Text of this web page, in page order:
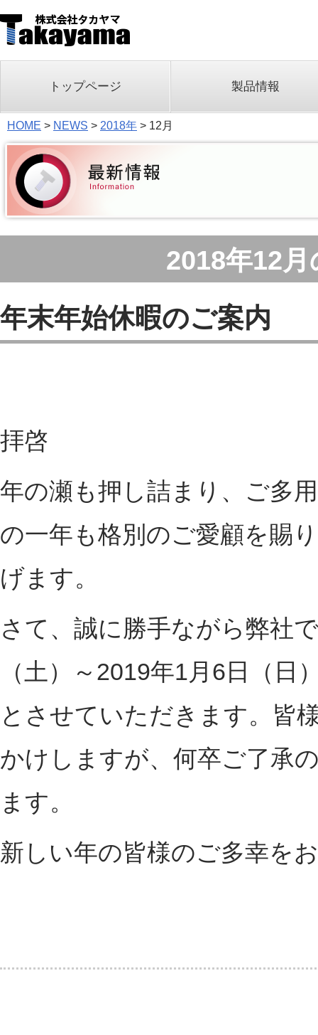
トップページ 製品情報
HOME > NEWS > 2018年 > 12月
2018年12
年末年始休暇のご案内
拝啓
年の瀬も押し詰まり、ご多
の一年も格別のご愛顧を賜
げます。
さて、誠に勝手ながら弊社
（土）～2019年1月6日（日
とさせていただきます。皆
かけしますが、何卒ご了承
ます。
新しい年の皆様のご多幸を